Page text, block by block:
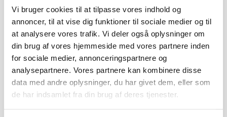
Vi bruger cookies til at tilpasse vores indhold og
annoncer, til at vise dig funktioner til sociale medier og til
at analysere vores trafik. Vi deler også oplysninger om
din brug af vores hjemmeside med vores partnere inden
for sociale medier, annonceringspartnere og
analysepartnere. Vores partnere kan kombinere disse
data med andre oplysninger, du har givet dem, eller som
de har indsamlet fra din brug af deres tjenester.
Nysynet ved levering
Totalvægt: 2.000 kg
Egenvægt: 790 kg
Rigtig god stand – klar til brug!
Pris: 32.000 kr. moms fri.
Kontakt:
Thy Trailer Center
Tlf. 22 42 75 56